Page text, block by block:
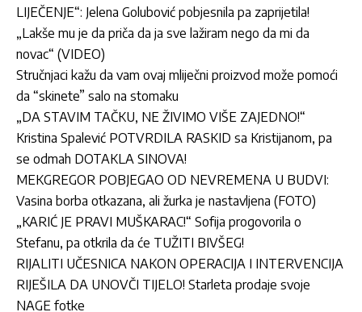
LIJEČENJE“: Jelena Golubović pobjesnila pa zaprijetila!
„Lakše mu je da priča da ja sve lažiram nego da mi da
novac“ (VIDEO)
Stručnjaci kažu da vam ovaj mliječni proizvod može pomoći
da “skinete” salo na stomaku
„DA STAVIM TAČKU, NE ŽIVIMO VIŠE ZAJEDNO!“
Kristina Spalević POTVRDILA RASKID sa Kristijanom, pa
se odmah DOTAKLA SINOVA!
MEKGREGOR POBJEGAO OD NEVREMENA U BUDVI:
Vasina borba otkazana, ali žurka je nastavljena (FOTO)
„KARIĆ JE PRAVI MUŠKARAC!“ Sofija progovorila o
Stefanu, pa otkrila da će TUŽITI BIVŠEG!
RIJALITI UČESNICA NAKON OPERACIJA I INTERVENCIJA
RIJEŠILA DA UNOVČI TIJELO! Starleta prodaje svoje
NAGE fotke